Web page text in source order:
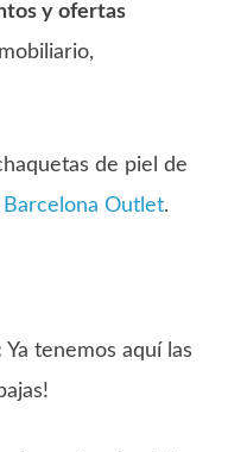
y ofertas
de piel de
Barcelona Outlet.
Ya tenemos aquí las